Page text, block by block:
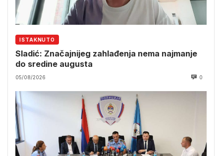
ISTAKNUTO
Sladić: Značajnijeg zahlađenja nema najmanje
do sredine augusta
05/08/2026 0